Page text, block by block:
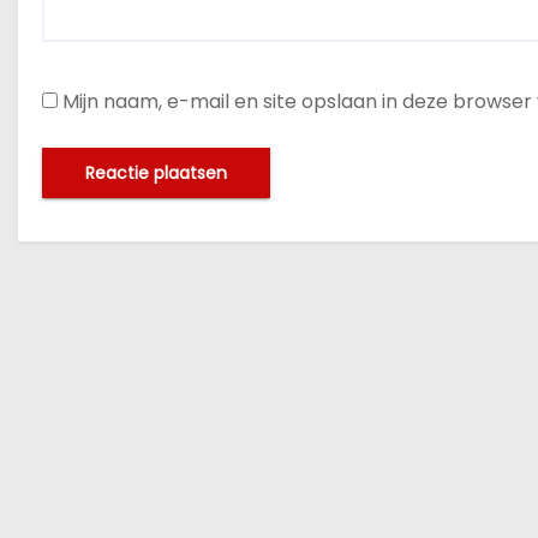
Mijn naam, e-mail en site opslaan in deze